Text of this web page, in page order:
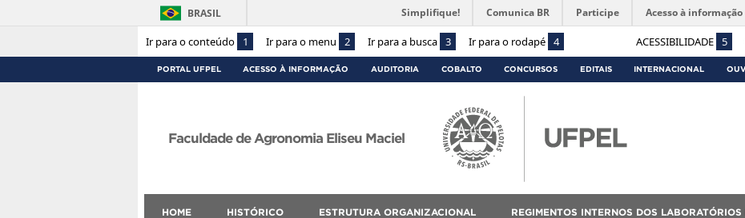
Ir para o conteúdo 1 Ir para o menu 2 Ir para a busca 3 Ir para o rodapé 4 ACESSIBILIDADE 5
BRASIL Simplifique! Comunica BR Participe Acesso à informação
PORTAL UFPEL ACESSO À INFORMAÇÃO AUDITORIA COBALTO CONCURSOS EDITAIS INTERNACIONAL
Faculdade de Agronomia Eliseu Maciel
HOME HISTÓRICO ESTRUTURA ORGANIZACIONAL REGIMENTOS INTERNOS DOS LABORATÓRIOS